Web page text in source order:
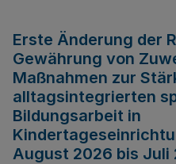
Erste Änderung der
Gewährung von
Maßnahmen zur
alltagsintegrierten
Bildungsarbeit in
August 2026 bis Juli